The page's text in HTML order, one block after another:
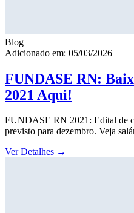
Blog
Adicionado em: 05/03/2026
FUNDASE RN:
2021 Aqui!
FUNDASE RN 2021: Edital de
previsto para dezembro. Veja
Ver Detalhes →